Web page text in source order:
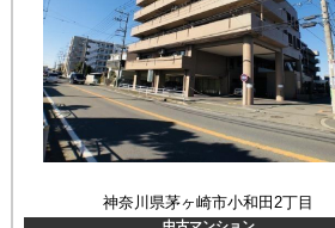
神奈川県茅ヶ崎市小和田2丁目